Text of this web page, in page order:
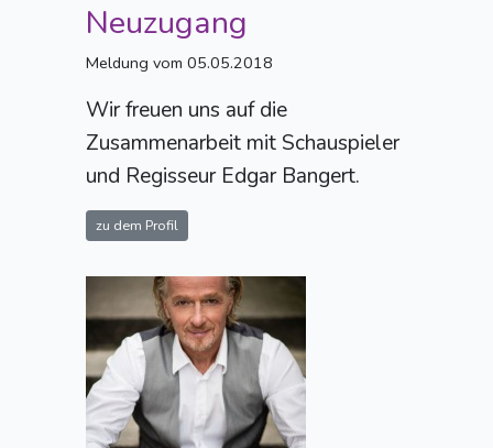
Neuzugang
Meldung vom 05.05.2018
Wir freuen uns auf die
Zusammenarbeit mit Schauspieler
und Regisseur Edgar Bangert.
zu dem Profil